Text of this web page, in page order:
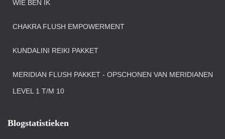
WIE BEN IK
CHAKRA FLUSH EMPOWERMENT
KUNDALINI REIKI PAKKET
MERIDIAN FLUSH PAKKET - OPSCHONEN VAN MERIDIANEN
LEVEL 1 T/M 10
Blogstatistieken